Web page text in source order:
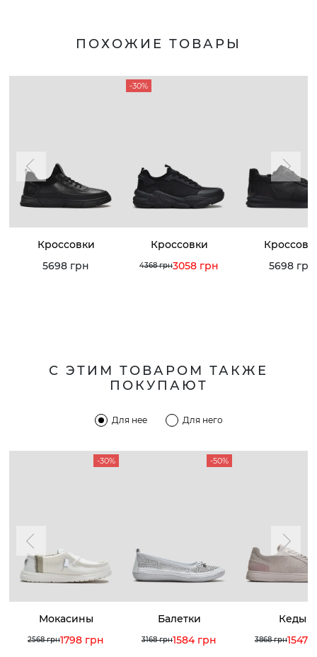
ПОХОЖИЕ ТОВАРЫ
Кроссовки
5698 грн
-30%
Кроссовки
4368 грн3058 грн
5698 грн
С ЭТИМ ТОВАРОМ ТАКЖЕ
ПОКУПАЮТ
Для нее Для него
-30%
Мокасины
2568 грн1798 грн
-50%
Балетки
3168 грн1584 грн
Кеды
3868 грн1547